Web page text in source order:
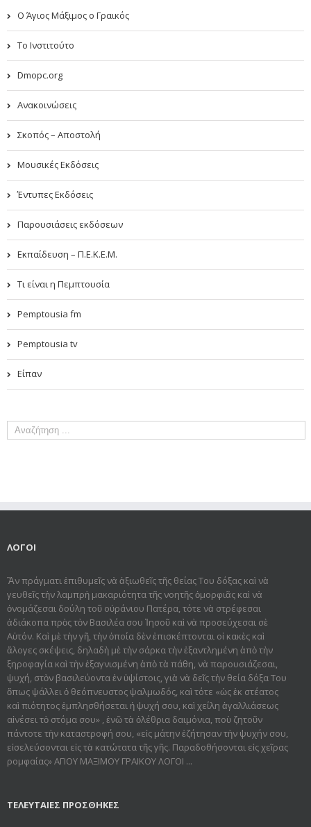
Ο Άγιος Μάξιμος ο Γραικός
Το Ινστιτούτο
Dmopc.org
Ανακοινώσεις
Σκοπός – Αποστολή
Μουσικές Εκδόσεις
Έντυπες Εκδόσεις
Παρουσιάσεις εκδόσεων
Εκπαίδευση – Π.Ε.Κ.Ε.Μ.
Τι είναι η Πεμπτουσία
Pemptousia fm
Pemptousia tv
Είπαν
ΛΟΓΟΙ
Ἂν πράγματι ἐπιθυμεῖς νὰ ἀξιωθεῖς τῆς θείας Του δόξας καὶ νὰ
γευθεῖς τὴν λαμπρὴ μακαριότητα τῆς νοητῆς ὀμορφιᾶς καὶ νὰ
ὀνομάζεσαι δούλη τοῦ οὐράνιου Πατέρα, τότε νὰ στρέφεσαι
ἀδιάκοπα πρὸς τὸν Βασιλέα σου Ἰησοῦ καὶ νὰ προσεύχεσαι σὲ
Αὐτόν. Καὶ μὲ τὴν γῆ, τὴν ὁποία δὲν ἐπισκέπτονται οἱ κακὲς καὶ
ἄλογες σκέψεις, δηλαδὴ μὲ τὴν σάρκα τὴν ἐξαντλημένη ἀπὸ τὴν
ξηροφαγία καὶ τὴν ἐξαγνισμένη ἀπὸ τὰ πάθη, νὰ παρουσιάζεσαι,
ψυχή, στὸν βασιλεύοντα ἐν ὑψίστοις, γιὰ νὰ δεῖς τὴν θεία δόξα Του
ὅπως ψάλλει ὁ θεόπνευστος ψαλμωδός, καὶ τότε «ὡς ἐκ στέατος
καὶ πιότητος ἐμπλησθήσεται ἡ ψυχή σου, καὶ χείλη ἀγαλλιάσεως
αἰνέσει τὸ στόμα σου» , ἐνῶ τὰ ὀλέθρια δαιμόνια, ποὺ ζητοῦν
πάντοτε τὴν καταστροφή σου, «εἰς μάτην ἐζήτησαν τὴν ψυχήν σου,
εἰσελεύσονται εἰς τὰ κατώτατα τῆς γῆς. Παραδοθήσον­ται εἰς χεῖρας
ρομφαίας» ΑΓΙΟΥ ΜΑΞΙΜΟΥ ΓΡΑΙΚΟΥ ΛΟΓΟΙ ...
ΤΕΛΕΥΤΑΙΕΣ ΠΡΟΣΘΗΚΕΣ